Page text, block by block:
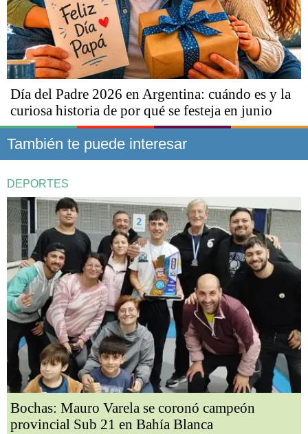
Día del Padre 2026 en Argentina: cuándo es y la
curiosa historia de por qué se festeja en junio
También te puede interesar
DEPORTES
Bochas: Mauro Varela se coronó campeón
provincial Sub 21 en Bahía Blanca